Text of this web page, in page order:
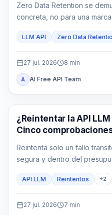
Zero Data Retention se
concreta, no para una
reglas distintas.
LLM API Zero Data
27 jul. 2026 8 min
A AI Free API Team
Guía de API
¿Reintentar la API
Cinco
Reintenta solo un fallo
segura y dentro del
API LLM Reintentos +2
27 jul. 2026 7 min